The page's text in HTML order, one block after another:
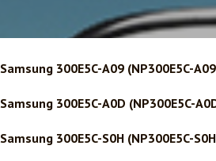
Samsung 300E5C-A09 (NP300E5C-
Samsung 300E5C-A0D (NP300E5C-
Samsung 300E5C-S0H (NP300E5C-